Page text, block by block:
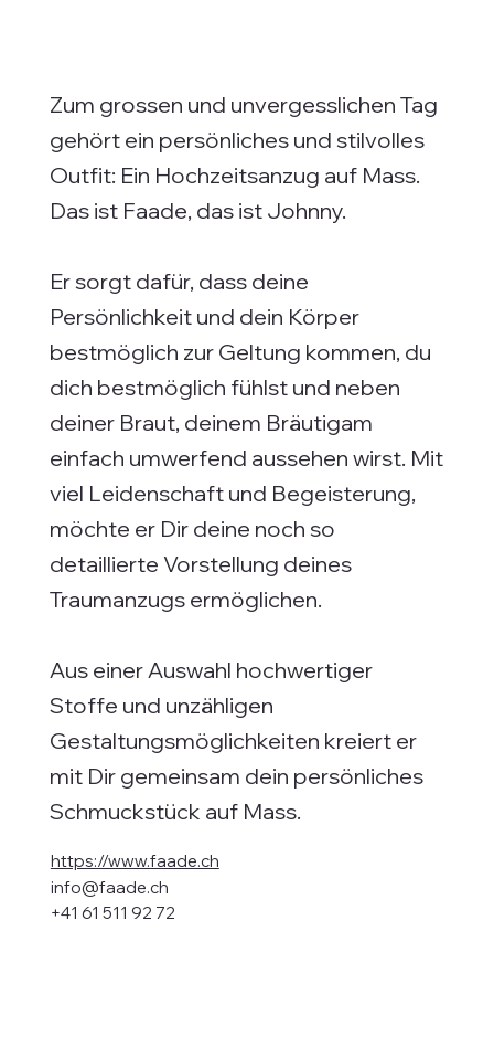
Zum grossen und unvergesslichen Tag
gehört ein persönliches und stilvolles
Outfit: Ein Hochzeitsanzug auf Mass.
Das ist Faade, das ist Johnny.
Er sorgt dafür, dass deine
Persönlichkeit und dein Körper
bestmöglich zur Geltung kommen, du
dich bestmöglich fühlst und neben
deiner Braut, deinem Bräutigam
einfach umwerfend aussehen wirst. Mit
viel Leidenschaft und Begeisterung,
möchte er Dir deine noch so
detaillierte Vorstellung deines
Traumanzugs ermöglichen.
Aus einer Auswahl hochwertiger
Stoffe und unzähligen
Gestaltungsmöglichkeiten kreiert er
mit Dir gemeinsam dein persönliches
Schmuckstück auf Mass.
https://www.faade.ch
info@faade.ch
+41 61 511 92 72